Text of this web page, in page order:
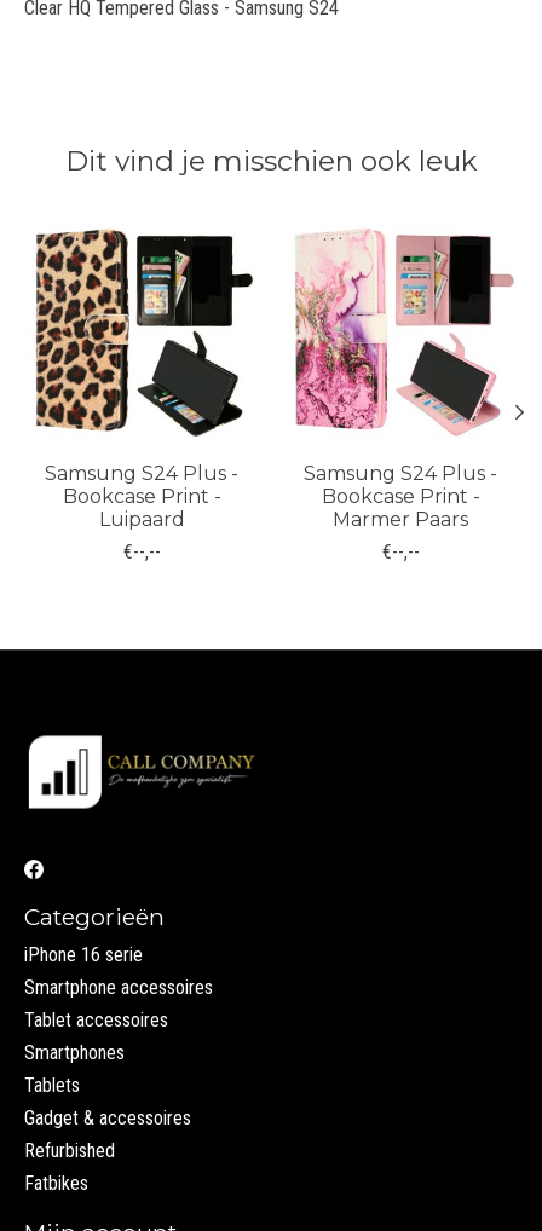
Clear HQ Tempered Glass - Samsung S24
Dit vind je misschien ook leuk
Items van productcarrousel
Samsung S24 Plus -
Bookcase Print -
Luipaard
€--,--
Samsung S24 Plus -
Bookcase Print -
Marmer Paars
€--,--
Categorieën
iPhone 16 serie
Smartphone accessoires
Tablet accessoires
Smartphones
Tablets
Gadget & accessoires
Refurbished
Fatbikes